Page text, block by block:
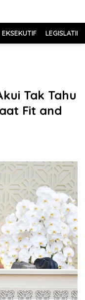
EKSEKUTIF LEGISLATIF
Tak Tahu
Fit and